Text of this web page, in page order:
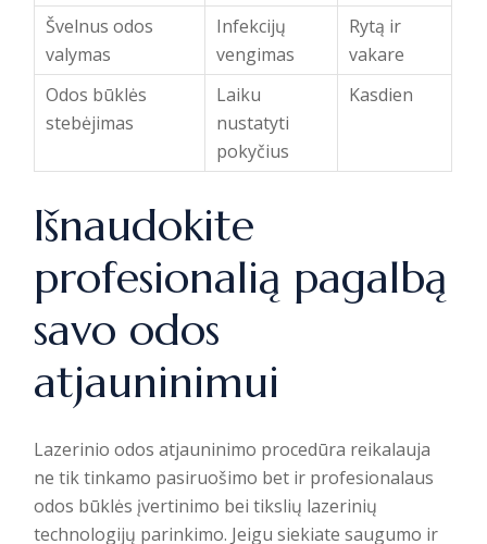
Švelnus odos
valymas
Infekcijų
vengimas
Rytą ir
vakare
Odos būklės
stebėjimas
Laiku
nustatyti
pokyčius
Kasdien
Išnaudokite
profesionalią pagalbą
savo odos
atjauninimui
Lazerinio odos atjauninimo procedūra reikalauja
ne tik tinkamo pasiruošimo bet ir profesionalaus
odos būklės įvertinimo bei tikslių lazerinių
technologijų parinkimo. Jeigu siekiate saugumo ir